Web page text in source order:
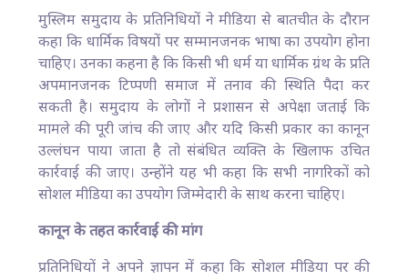
मुस्लिम समुदाय के प्रतिनिधियों ने मीडिया से बातचीत के दौरान
कहा कि धार्मिक विषयों पर सम्मानजनक भाषा का उपयोग होना
चाहिए। उनका कहना है कि किसी भी धर्म या धार्मिक ग्रंथ के प्रति
अपमानजनक टिप्पणी समाज में तनाव की स्थिति पैदा कर
सकती है। समुदाय के लोगों ने प्रशासन से अपेक्षा जताई कि
मामले की पूरी जांच की जाए और यदि किसी प्रकार का कानून
उल्लंघन पाया जाता है तो संबंधित व्यक्ति के खिलाफ उचित
कार्रवाई की जाए। उन्होंने यह भी कहा कि सभी नागरिकों को
सोशल मीडिया का उपयोग जिम्मेदारी के साथ करना चाहिए।
कानून के तहत कार्रवाई की मांग
प्रतिनिधियों ने अपने ज्ञापन में कहा कि सोशल मीडिया पर की